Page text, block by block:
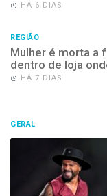
HÁ 6 DIAS
REGIÃO
Mulher é morta a
dentro de loja
HÁ 7 DIAS
GERAL